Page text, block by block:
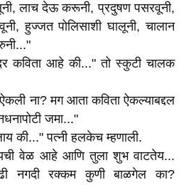
लाच देऊ करूनी, प्रदुषण पसरवूनी,
हुज्जत पोलिसाशी घालूनी, चालान
कविता आहे की..." तो स्कुटी चालक
ना? मग आता कविता ऐकल्याबद्दल
जमा..."
की..." पत्नी हलकेच म्हणाली.
वेळ आहे आणि तुला शुभ वाटतेय...
नगदी रक्कम कुणी बाळगेल का?